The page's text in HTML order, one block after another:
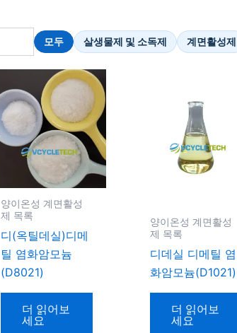
모두 살생물제 및 소독제 계면활성제
양이온성 계면활성
제 목록
디(옥틸데실)디메
틸 염화암모늄
(D8021)
더 읽어보
세요
양이온성 계면활성
제 목록
디데실 디메틸 염
화암모늄(D1021)
더 읽어보
세요